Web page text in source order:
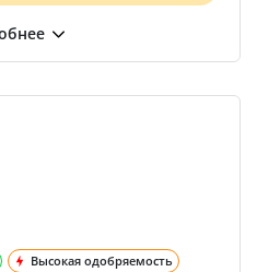
Высокая одобряемость